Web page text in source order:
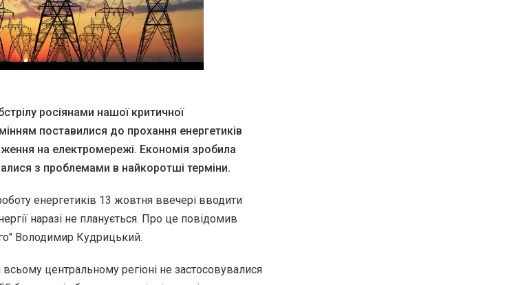
росіянами нашої критичної
поставилися до прохання енергетиків
на електромережі. Економія зробила
з проблемами в найкоротші терміни.
енергетиків 13 жовтня ввечері вводити
наразі не планується. Про це повідомив
Володимир Кудрицький.
всьому центральному регіоні не застосовувалися